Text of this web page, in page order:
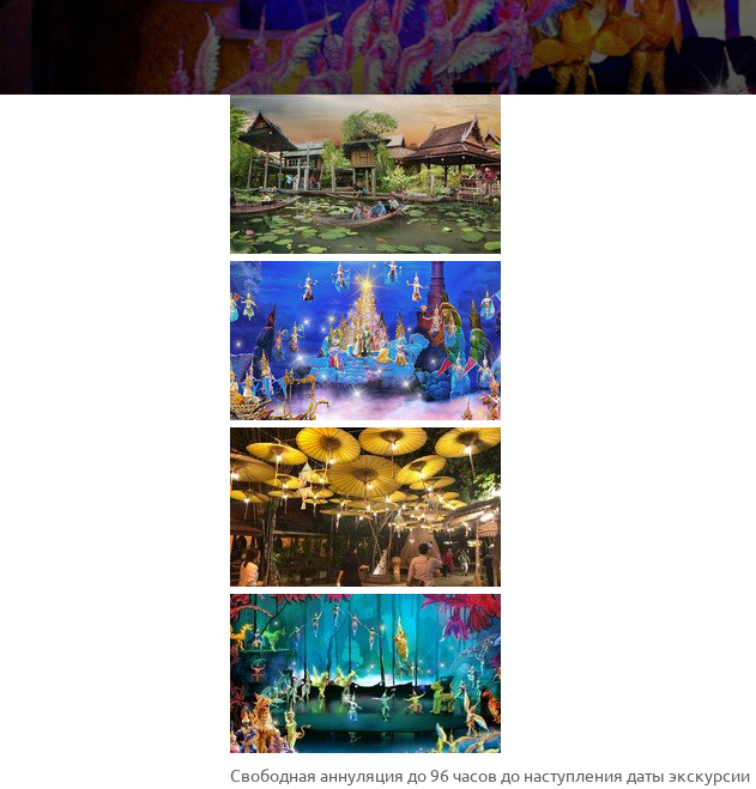
Свободная аннуляция до 96 часов до наступления даты экскурсии